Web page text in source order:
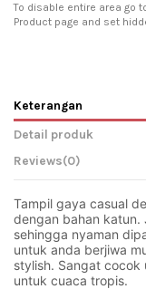
To disable entire area go
Product page and set
Keterangan
Detail produk
Reviews(0)
Tampil gaya casual
dengan bahan katun.
sehingga nyaman
untuk anda berjiwa
stylish. Sangat cocok
untuk cuaca tropis.